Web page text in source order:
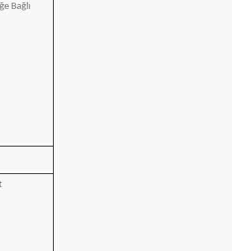
Bağlı